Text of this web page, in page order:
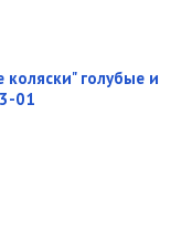
голубые и
01